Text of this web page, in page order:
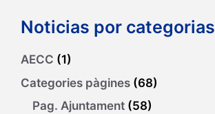
Noticias por categorias
AECC (1)
Categories pàgines (68)
Pag. Ajuntament (58)